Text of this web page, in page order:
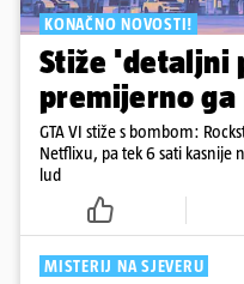
KONAČNO NOVOSTI!
Stiže 'detaljni
premijerno
GTA VI stiže s bombom:
Netflixu, pa tek 6 sati kasnije
lud
MISTERIJ NA SJEVERU